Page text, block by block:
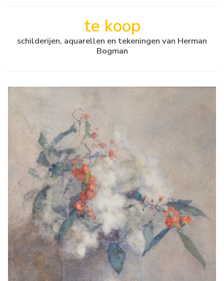
te koop
schilderijen, aquarellen en tekeningen van Herman
Bogman